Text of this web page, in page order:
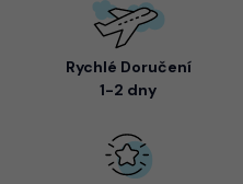
Rychlé Doručení
1-2 dny